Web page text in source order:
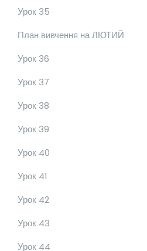
Урок 35
План вивчення на ЛЮТИЙ
Урок 36
Урок 37
Урок 38
Урок 39
Урок 40
Урок 41
Урок 42
Урок 43
Урок 44